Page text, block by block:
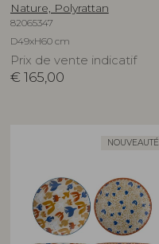
Nature, Polyrattan
82065347
D49xH60 cm
Prix de vente indicatif
€ 165,00
NOUVEAUTÉ